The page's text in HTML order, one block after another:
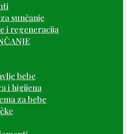
sunčanje
i regeneracija
bebe
i higijena
za bebe